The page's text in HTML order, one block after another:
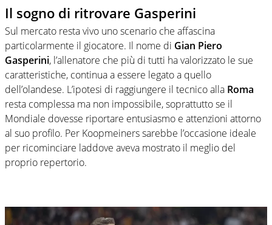
Il sogno di ritrovare Gasperini
Sul mercato resta vivo uno scenario che affascina
particolarmente il giocatore. Il nome di Gian Piero
Gasperini, l’allenatore che più di tutti ha valorizzato le sue
caratteristiche, continua a essere legato a quello
dell’olandese. L’ipotesi di raggiungere il tecnico alla Roma
resta complessa ma non impossibile, soprattutto se il
Mondiale dovesse riportare entusiasmo e attenzioni attorno
al suo profilo. Per Koopmeiners sarebbe l’occasione ideale
per ricominciare laddove aveva mostrato il meglio del
proprio repertorio.